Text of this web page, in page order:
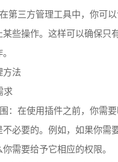
第三方管理工具中，你可以
某些操作。这样可以确保只
方法
求
：在使用插件之前，你需
不必要的。例如，如果你需
需要给予它相应的权限。